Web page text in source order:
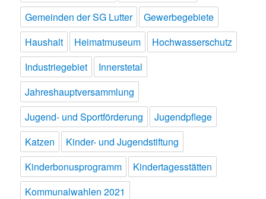
Gemeinden der SG Lutter
Gewerbegebiete
Haushalt
Heimatmuseum
Hochwasserschutz
Industriegebiet
Innerstetal
Jahreshauptversammlung
Jugend- und Sportförderung
Jugendpflege
Katzen
Kinder- und Jugendstiftung
Kinderbonusprogramm
Kindertagesstätten
Kommunalwahlen 2021